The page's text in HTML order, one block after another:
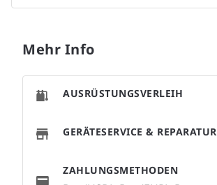
Mehr Info
AUSRÜSTUNGSVERLEIH
GERÄTESERVICE & REPARATUR
ZAHLUNGSMETHODEN